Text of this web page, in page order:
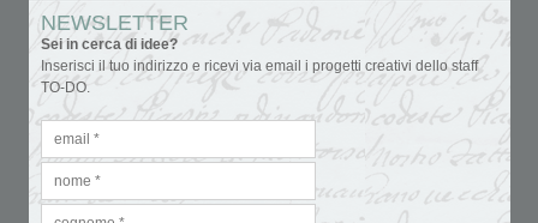
NEWSLETTER
Sei in cerca di idee?
Inserisci il tuo indirizzo e ricevi via email i progetti creativi dello staff
TO-DO.